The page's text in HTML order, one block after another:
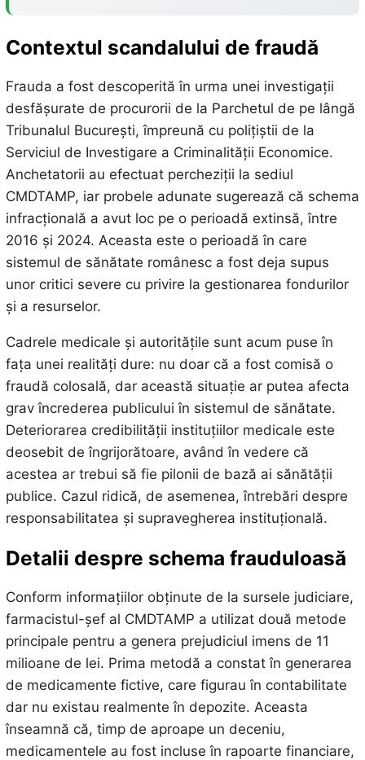
Contextul scandalului de fraudă
Frauda a fost descoperită în urma unei investigații
desfășurate de procurorii de la Parchetul de pe lângă
Tribunalul București, împreună cu polițiștii de la
Serviciul de Investigare a Criminalității Economice.
Anchetatorii au efectuat percheziții la sediul
CMDTAMP, iar probele adunate sugerează că schema
infracțională a avut loc pe o perioadă extinsă, între
2016 și 2024. Aceasta este o perioadă în care
sistemul de sănătate românesc a fost deja supus
unor critici severe cu privire la gestionarea fondurilor
și a resurselor.
Cadrele medicale și autoritățile sunt acum puse în
fața unei realități dure: nu doar că a fost comisă o
fraudă colosală, dar această situație ar putea afecta
grav încrederea publicului în sistemul de sănătate.
Deteriorarea credibilității instituțiilor medicale este
deosebit de îngrijorătoare, având în vedere că
acestea ar trebui să fie pilonii de bază ai sănătății
publice. Cazul ridică, de asemenea, întrebări despre
responsabilitatea și supravegherea instituțională.
Detalii despre schema frauduloasă
Conform informațiilor obținute de la sursele judiciare,
farmacistul-șef al CMDTAMP a utilizat două metode
principale pentru a genera prejudiciul imens de 11
milioane de lei. Prima metodă a constat în generarea
de medicamente fictive, care figurau în contabilitate
dar nu existau realmente în depozite. Aceasta
înseamnă că, timp de aproape un deceniu,
medicamentele au fost incluse în rapoarte financiare,